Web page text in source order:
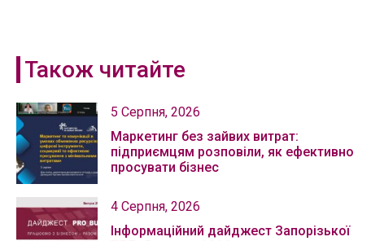
Також читайте
5 Серпня, 2026
Маркетинг без зайвих витрат:
підприємцям розповіли, як ефективно
просувати бізнес
4 Серпня, 2026
Інформаційний дайджест Запорізької